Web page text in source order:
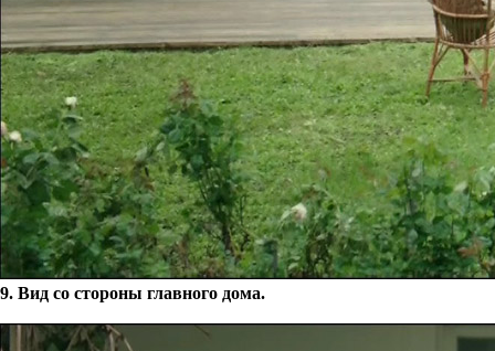
9. Вид со стороны главного дома.